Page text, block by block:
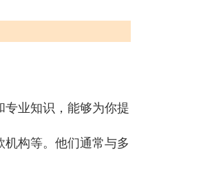
业知识，能够为你提
构等。他们通常与多